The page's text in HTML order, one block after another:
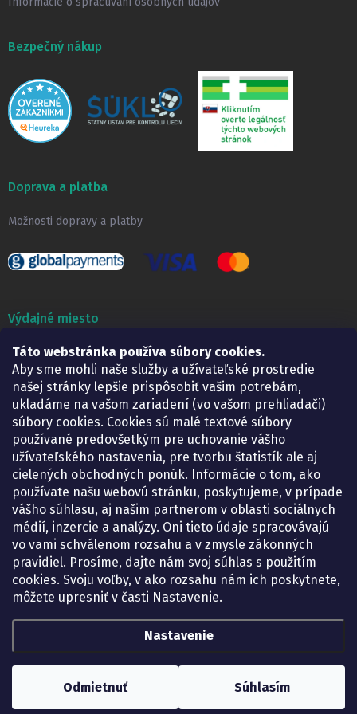
Táto webstránka používa súbory cookies.
Aby sme mohli naše služby a užívateľské prostredie
našej stránky lepšie prispôsobiť vašim potrebám,
ukladáme na vašom zariadení (vo vašom prehliadači)
súbory cookies. Cookies sú malé textové súbory
používané predovšetkým pre uchovanie vášho
užívateľského nastavenia, pre tvorbu štatistík ale aj
cielených obchodných ponúk. Informácie o tom, ako
používate našu webovú stránku, poskytujeme, v prípade
vášho súhlasu, aj našim partnerom v oblasti sociálnych
médií, inzercie a analýzy. Oni tieto údaje spracovávajú
vo vami schválenom rozsahu a v zmysle zákonných
pravidiel. Prosíme, dajte nám svoj súhlas s použitím
cookies. Svoju voľby, v ako rozsahu nám ich poskytnete,
môžete upresniť v časti Nastavenie.
Nastavenie
Odmietnuť Súhlasím
Bezpečný nákup
Doprava a platba
Možnosti dopravy a platby
Výdajné miesto
Lekáreň ADONAI
Košice – Smetanova 2
Pondelok:
07.30 – 15.30 h.
Utorok:
07.30 – 16.00 h.
Streda:
07.30 – 16.00 h.
Štvrtok:
07.30 – 15.30 h.
Piatok:
07.30 – 15.30 h.
KONTAKT
eshop@lekarenadonai.sk
+421 948 203 203
Nájdete nás na Facebooku.
lekarenadonai/
Vytvoril Shoptet
Upraviť nastavenie cookies